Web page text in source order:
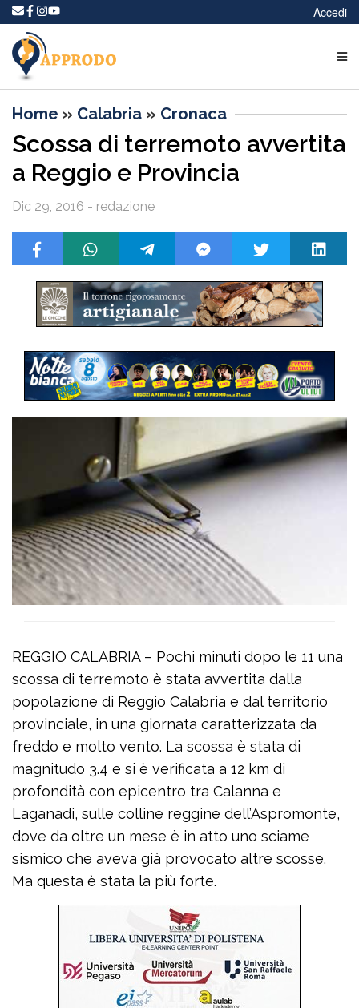
Accedi
Home » Calabria » Cronaca
Scossa di terremoto avvertita
a Reggio e Provincia
Dic 29, 2016 - redazione
REGGIO CALABRIA – Pochi minuti dopo le 11 una
scossa di terremoto è stata avvertita dalla
popolazione di Reggio Calabria e dal territorio
provinciale, in una giornata caratterizzata da
freddo e molto vento. La scossa è stata di
magnitudo 3.4 e si è verificata a 12 km di
profondità con epicentro tra Calanna e
Laganadi, sulle colline reggine dell’Aspromonte,
dove da oltre un mese è in atto uno sciame
sismico che aveva già provocato altre scosse.
Ma questa è stata la più forte.